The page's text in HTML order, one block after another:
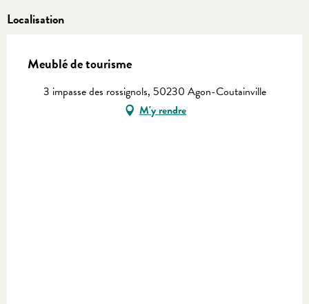
Localisation
Meublé de tourisme
3 impasse des rossignols, 50230 Agon-Coutainville
M'y rendre